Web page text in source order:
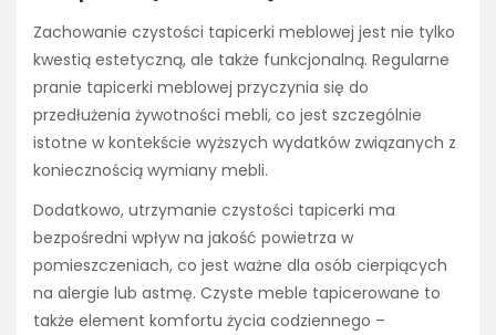
Zachowanie czystości tapicerki meblowej jest nie tylko
kwestią estetyczną, ale także funkcjonalną. Regularne
pranie tapicerki meblowej przyczynia się do
przedłużenia żywotności mebli, co jest szczególnie
istotne w kontekście wyższych wydatków związanych z
koniecznością wymiany mebli.
Dodatkowo, utrzymanie czystości tapicerki ma
bezpośredni wpływ na jakość powietrza w
pomieszczeniach, co jest ważne dla osób cierpiących
na alergie lub astmę. Czyste meble tapicerowane to
także element komfortu życia codziennego –